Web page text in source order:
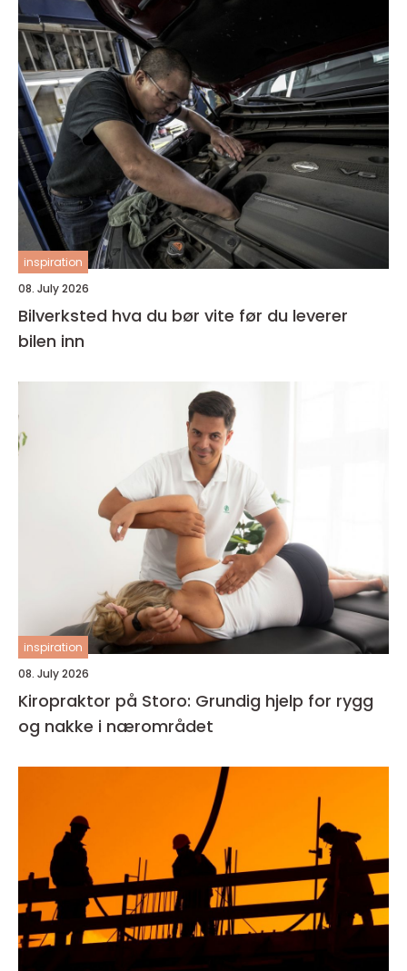
inspiration
08. July 2026
Bilverksted hva du bør vite før du leverer
bilen inn
inspiration
08. July 2026
Kiropraktor på Storo: Grundig hjelp for rygg
og nakke i nærområdet